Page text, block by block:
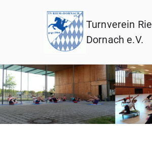
Turnverein
Dornach e.V.